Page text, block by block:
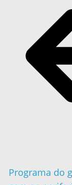
Programa do